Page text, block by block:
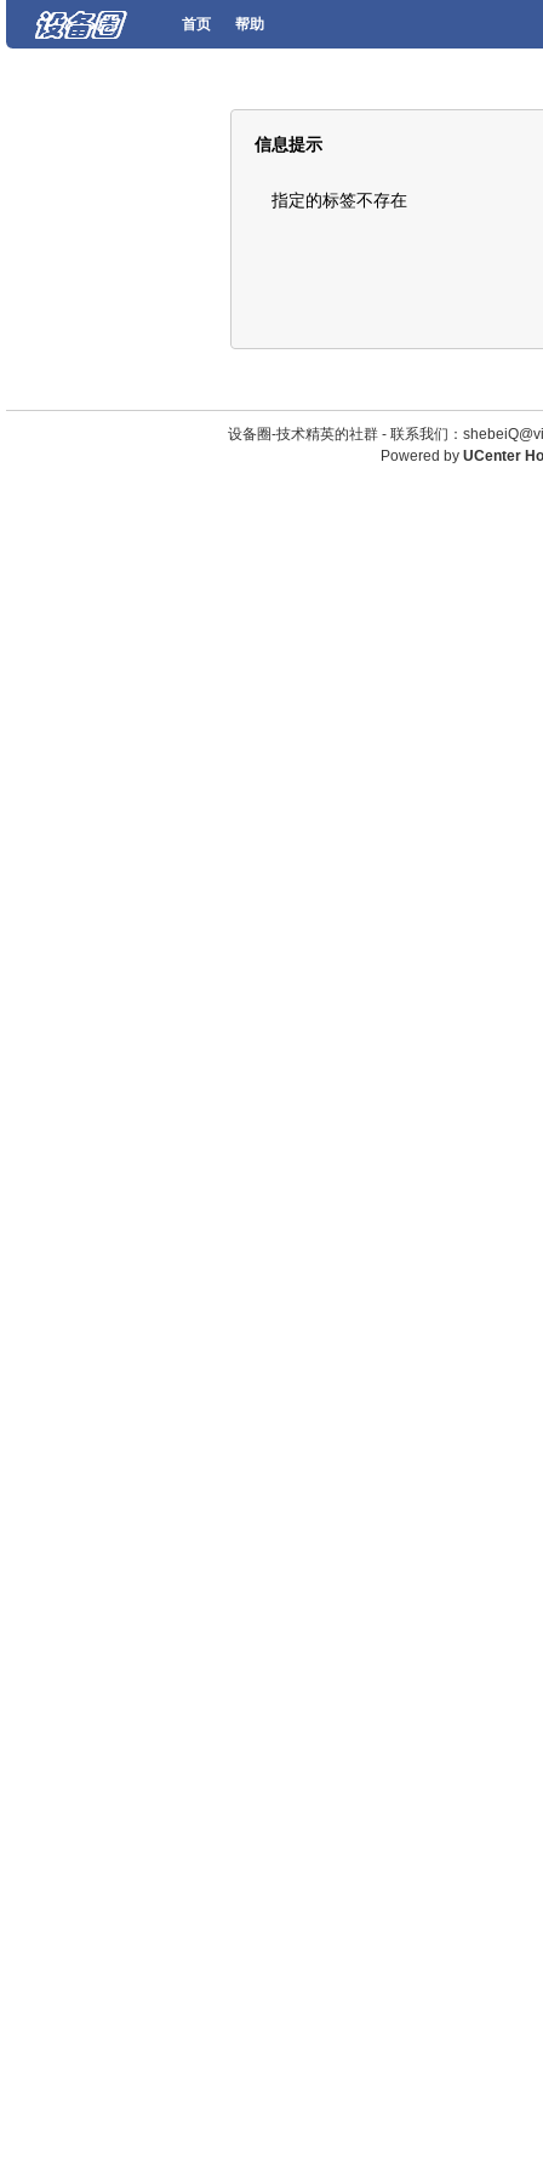
首页 帮助
信息提示
指定的标签不存在
设备圈-技术精英的社群 - 联系我们：
Powered by UCenter